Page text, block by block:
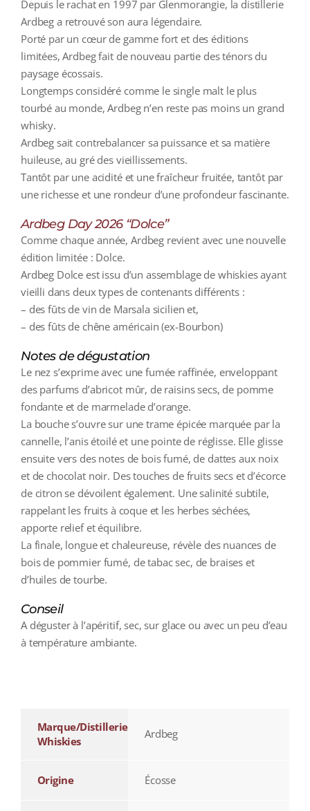
Depuis le rachat en 1997 par Glenmorangie, la distillerie
Ardbeg a retrouvé son aura légendaire.
Porté par un cœur de gamme fort et des éditions
limitées, Ardbeg fait de nouveau partie des ténors du
paysage écossais.
Longtemps considéré comme le single malt le plus
tourbé au monde, Ardbeg n’en reste pas moins un grand
whisky.
Ardbeg sait contrebalancer sa puissance et sa matière
huileuse, au gré des vieillissements.
Tantôt par une acidité et une fraîcheur fruitée, tantôt par
une richesse et une rondeur d’une profondeur fascinante.
Ardbeg Day 2026 “Dolce”
Comme chaque année, Ardbeg revient avec une nouvelle
édition limitée : Dolce.
Ardbeg Dolce est issu d’un assemblage de whiskies ayant
vieilli dans deux types de contenants différents :
– des fûts de vin de Marsala sicilien et,
– des fûts de chêne américain (ex-Bourbon)
Notes de dégustation
Le nez s’exprime avec une fumée raffinée, enveloppant
des parfums d’abricot mûr, de raisins secs, de pomme
fondante et de marmelade d’orange.
La bouche s’ouvre sur une trame épicée marquée par la
cannelle, l’anis étoilé et une pointe de réglisse. Elle glisse
ensuite vers des notes de bois fumé, de dattes aux noix
et de chocolat noir. Des touches de fruits secs et d’écorce
de citron se dévoilent également. Une salinité subtile,
rappelant les fruits à coque et les herbes séchées,
apporte relief et équilibre.
La finale, longue et chaleureuse, révèle des nuances de
bois de pommier fumé, de tabac sec, de braises et
d’huiles de tourbe.
Conseil
A déguster à l’apéritif, sec, sur glace ou avec un peu d’eau
à température ambiante.
Marque/Distillerie
Whiskies
Ardbeg
Origine Écosse